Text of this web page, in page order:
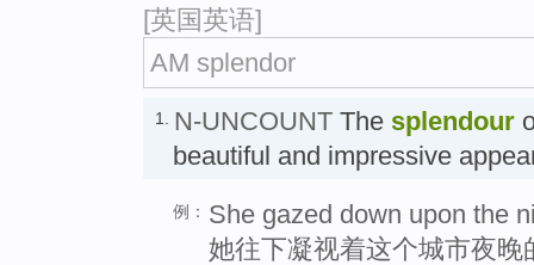
[英国英语]
AM splendor
1. N-UNCOUNT The splendour
beautiful and impressive
例： She gazed down upon the
她往下凝视着这个城市夜晚